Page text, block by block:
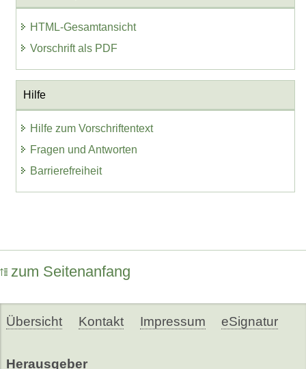
HTML-Gesamtansicht
Vorschrift als PDF
Hilfe
Hilfe zum Vorschriftentext
Fragen und Antworten
Barrierefreiheit
zum Seitenanfang
Übersicht Kontakt Impressum eSignatur
Herausgeber